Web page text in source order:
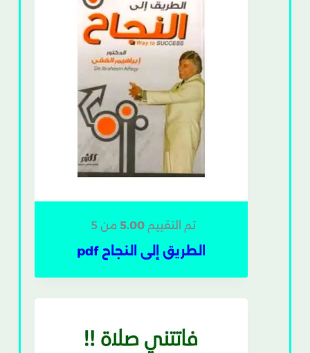
تم التقييم 5.00من 5
الطريق إلى النجاح pdf